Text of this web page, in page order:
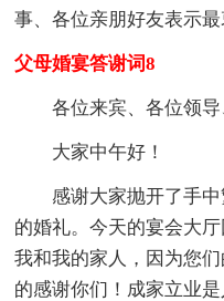
事、各位亲朋好友表示
父母婚宴答谢词8
各位来宾、各位领导
大家中午好！
感谢大家抛开了手
的婚礼。今天的宴会大
我和我的家人，因为您
的感谢你们！成家立业